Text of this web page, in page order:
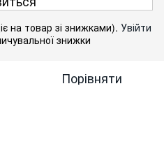
на товар зі знижками). Увійти
знижки
Порівняти